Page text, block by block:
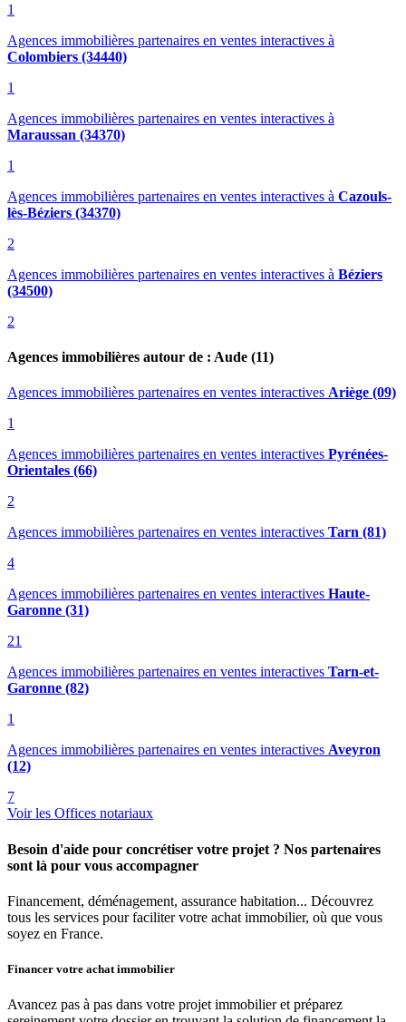
1
Agences immobilières partenaires en ventes interactives à
Colombiers (34440)
1
Agences immobilières partenaires en ventes interactives à
Maraussan (34370)
1
Agences immobilières partenaires en ventes interactives à Cazouls-
lès-Béziers (34370)
2
Agences immobilières partenaires en ventes interactives à Béziers
(34500)
2
Agences immobilières autour de : Aude (11)
Agences immobilières partenaires en ventes interactives Ariège (09)
1
Agences immobilières partenaires en ventes interactives Pyrénées-
Orientales (66)
2
Agences immobilières partenaires en ventes interactives Tarn (81)
4
Agences immobilières partenaires en ventes interactives Haute-
Garonne (31)
21
Agences immobilières partenaires en ventes interactives Tarn-et-
Garonne (82)
1
Agences immobilières partenaires en ventes interactives Aveyron
(12)
7
Voir les Offices notariaux
Besoin d'aide pour concrétiser votre projet ? Nos partenaires
sont là pour vous accompagner
Financement, déménagement, assurance habitation... Découvrez
tous les services pour faciliter votre achat immobilier, où que vous
soyez en France.
Financer votre achat immobilier
Avancez pas à pas dans votre projet immobilier et préparez